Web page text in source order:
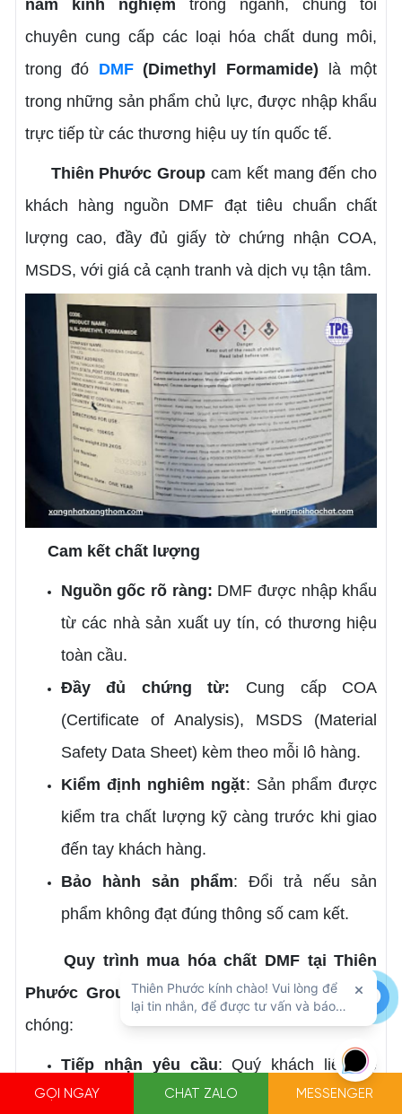
năm kinh nghiệm trong ngành, chúng tôi
chuyên cung cấp các loại hóa chất dung môi,
trong đó DMF(Dimethyl Formamide) là một
trong những sản phẩm chủ lực, được nhập khẩu
trực tiếp từ các thương hiệu uy tín quốc tế.
Thiên Phước Group cam kết mang đến cho
khách hàng nguồn DMF đạt tiêu chuẩn chất
lượng cao, đầy đủ giấy tờ chứng nhận COA,
MSDS, với giá cả cạnh tranh và dịch vụ tận tâm.
Cam kết chất lượng
Nguồn gốc rõ ràng: DMF được nhập khẩu
từ các nhà sản xuất uy tín, có thương hiệu
toàn cầu.
Đầy đủ chứng từ: Cung cấp COA
(Certificate of Analysis), MSDS (Material
Safety Data Sheet) kèm theo mỗi lô hàng.
Kiểm định nghiêm ngặt: Sản phẩm được
kiểm tra chất lượng kỹ càng trước khi giao
đến tay khách hàng.
Bảo hành sản phẩm: Đổi trả nếu sản
phẩm không đạt đúng thông số cam kết.
Quy trình mua hóa chất DMF tại Thiên
Phước Group được thiết kế đơn giản, nhanh
chóng:
Tiếp nhận yêu cầu: Quý khách liên hệ
hotline hoặc email, cung cấp thông tin về số
GỌI NGAY CHAT ZALO MESSENGER